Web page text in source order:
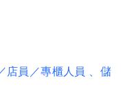
店員／專櫃人員
、儲